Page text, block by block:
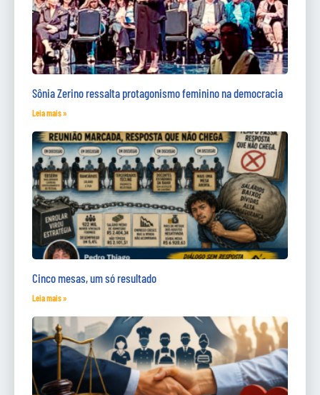
Sônia Zerino ressalta protagonismo feminino na democracia
Leia mais »
Cinco mesas, um só resultado
Leia mais »